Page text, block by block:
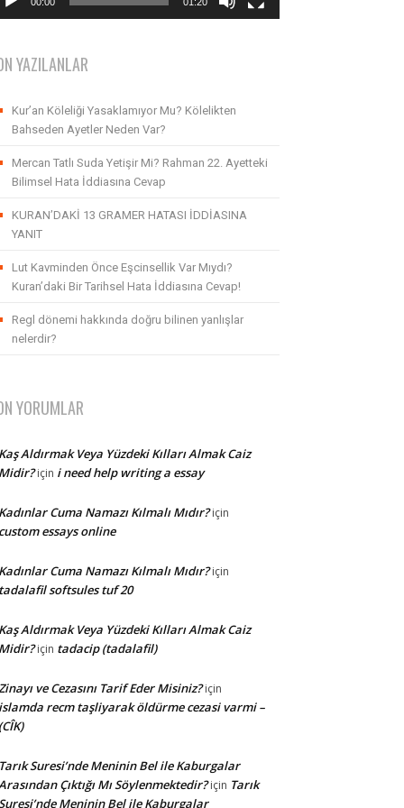
YAZILANLAR
Kur’an Köleliği Yasaklamıyor Mu? Kölelikten
Bahseden Ayetler Neden Var?
Mercan Tatlı Suda Yetişir Mi? Rahman 22. Ayetteki
Bilimsel Hata İddiasına Cevap
KURAN’DAKİ 13 GRAMER HATASI İDDİASINA
YANIT
Lut Kavminden Önce Eşcinsellik Var Mıydı?
Kuran’daki Bir Tarihsel Hata İddiasına Cevap!
Regl dönemi hakkında doğru bilinen yanlışlar
nelerdir?
YORUMLAR
Aldırmak Veya Yüzdeki Kılları Almak Caiz
için i need help writing a essay
Cuma Namazı Kılmalı Mıdır?için
essays online
Cuma Namazı Kılmalı Mıdır?için
softsules tuf 20
Aldırmak Veya Yüzdeki Kılları Almak Caiz
için tadacip (tadalafil)
ve Cezasını Tarif Eder Misiniz?için
recm taşliyarak öldürme cezasi varmi –
Suresi’nde Meninin Bel ile Kaburgalar
Çıktığı Mı Söylenmektedir?için Tarık
Meninin Bel ile Kaburgalar